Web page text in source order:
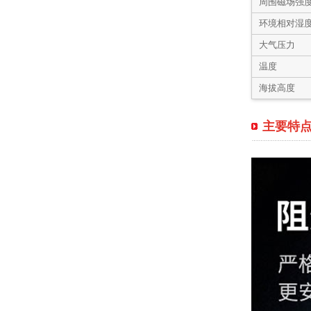
环境相对湿
大气压力
温度
海拔高度
主要特